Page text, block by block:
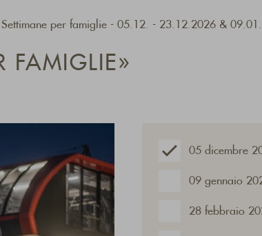
Settimane per famiglie - 05.12. - 23.12.2026 &
FAMIGLIE»
05 dicembre
09 gennaio
28 febbraio